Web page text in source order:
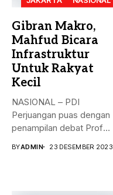
Gibran Makro,
Mahfud Bicara
Infrastruktur
Untuk Rakyat
Kecil
NASIONAL – PDI
Perjuangan puas dengan
penampilan debat Prof
BYADMIN 23 DESEMBER 2023